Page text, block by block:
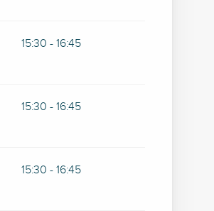
15:30 - 16:45
15:30 - 16:45
15:30 - 16:45